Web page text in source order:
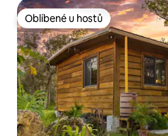
Oblíbené u hostů
Oblíbené u hostů